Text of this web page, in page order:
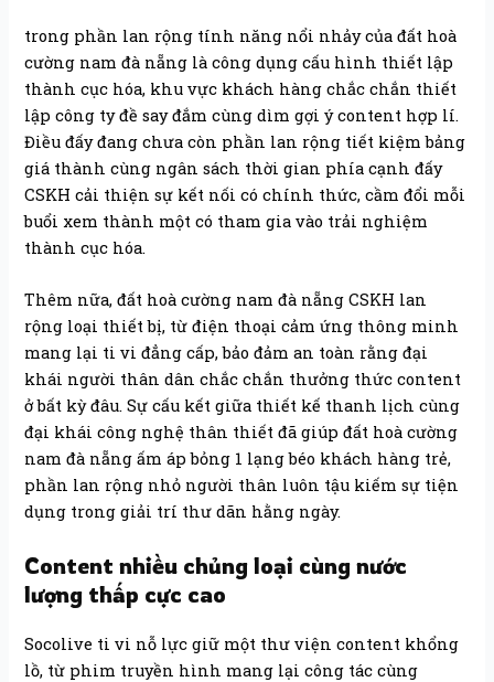
trong phần lan rộng tính năng nổi nhảy của đất hoà
cường nam đà nẵng là công dụng cấu hình thiết lập
thành cục hóa, khu vực khách hàng chắc chắn thiết
lập công ty đề say đắm cùng dìm gợi ý content hợp lí.
Điều đấy đang chưa còn phần lan rộng tiết kiệm bảng
giá thành cùng ngân sách thời gian phía cạnh đấy
CSKH cải thiện sự kết nối có chính thức, cầm đổi mỗi
buổi xem thành một có tham gia vào trải nghiệm
thành cục hóa.
Thêm nữa, đất hoà cường nam đà nẵng CSKH lan
rộng loại thiết bị, từ điện thoại cảm ứng thông minh
mang lại ti vi đẳng cấp, bảo đảm an toàn rằng đại
khái người thân dân chắc chắn thưởng thức content
ở bất kỳ đâu. Sự cấu kết giữa thiết kế thanh lịch cùng
đại khái công nghệ thân thiết đã giúp đất hoà cường
nam đà nẵng ấm áp bỏng 1 lạng béo khách hàng trẻ,
phần lan rộng nhỏ người thân luôn tậu kiếm sự tiện
dụng trong giải trí thư dãn hằng ngày.
Content nhiều chủng loại cùng nước
lượng thấp cực cao
Socolive ti vi nỗ lực giữ một thư viện content khổng
lồ, từ phim truyền hình mang lại công tác cùng